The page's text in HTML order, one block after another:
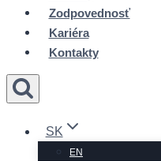
Zodpovednosť
Kariéra
Kontakty
SK
EN